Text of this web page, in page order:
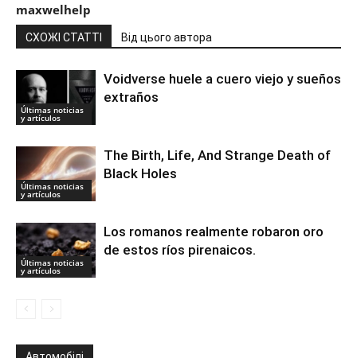
maxwelhelp
СХОЖІ СТАТТІ Від цього автора
Últimas noticias
y artículos
Voidverse huele a cuero viejo y sueños
extraños
Últimas noticias
y artículos
The Birth, Life, And Strange Death of
Black Holes
Últimas noticias
y artículos
Los romanos realmente robaron oro
de estos ríos pirenaicos.